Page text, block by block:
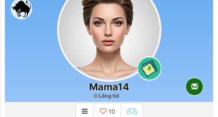
0
Mama14
Lång tid
10